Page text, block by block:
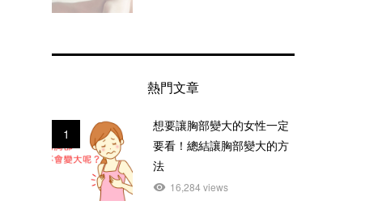
熱門文章
1
想要讓胸部變大的女性一定
要看！總結讓胸部變大的方
法
16,284 views